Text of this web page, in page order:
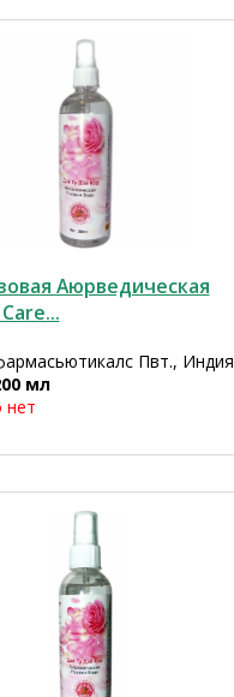
Аюрведическая
Пвт., Индия
мл
нет